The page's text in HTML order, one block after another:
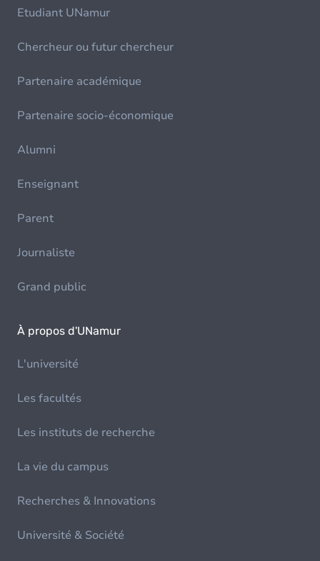
Etudiant UNamur
Chercheur ou futur chercheur
Partenaire académique
Partenaire socio-économique
Alumni
Enseignant
Parent
Journaliste
Grand public
À propos d'UNamur
L'université
Les facultés
Les instituts de recherche
La vie du campus
Recherches & Innovations
Université & Société